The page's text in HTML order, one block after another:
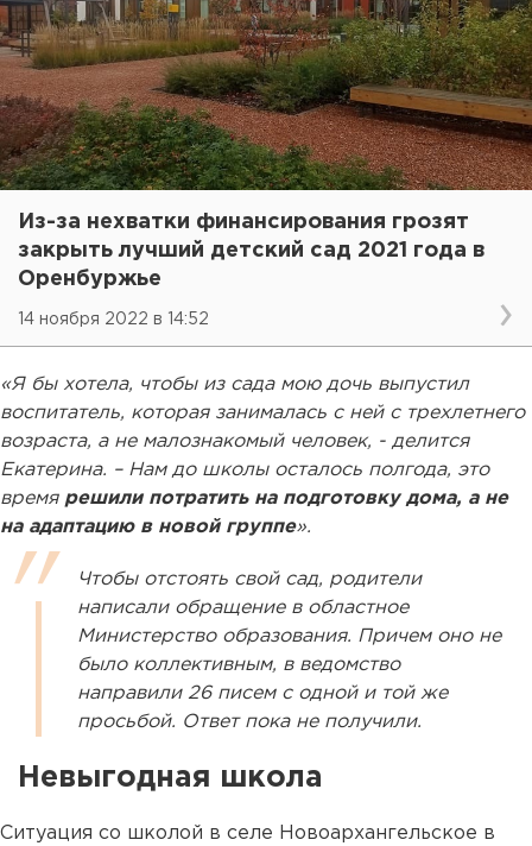
Из-за нехватки финансирования грозят
закрыть лучший детский сад 2021 года в
Оренбуржье
14 ноября 2022 в 14:52
«Я бы хотела, чтобы из сада мою дочь выпустил
воспитатель, которая занималась с ней с трехлетнего
возраста, а не малознакомый человек, - делится
Екатерина. – Нам до школы осталось полгода, это
время решили потратить на подготовку дома, а не
на адаптацию в новой группе».
Чтобы отстоять свой сад, родители
написали обращение в областное
Министерство образования. Причем оно не
было коллективным, в ведомство
направили 26 писем с одной и той же
просьбой. Ответ пока не получили.
Невыгодная школа
Ситуация со школой в селе Новоархангельское в